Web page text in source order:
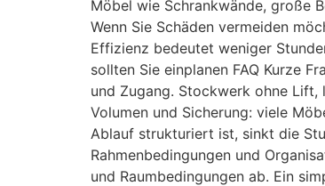
Möbel wie Schrankwände, große
Wenn Sie Schäden vermeiden
Effizienz bedeutet weniger
sollten Sie einplanen FAQ Kurze
und Zugang. Stockwerk ohne Lift,
Volumen und Sicherung: viele
Ablauf strukturiert ist, sinkt die
Rahmenbedingungen und
und Raumbedingungen ab. Ein